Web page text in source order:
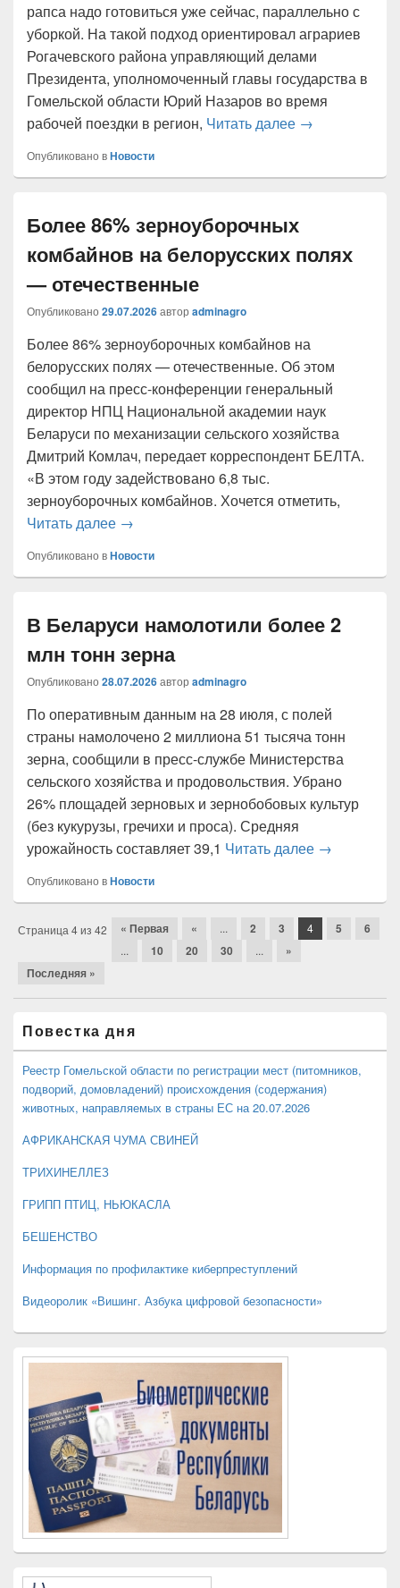
рапса надо готовиться уже сейчас, параллельно с
уборкой. На такой подход ориентировал аграриев
Рогачевского района управляющий делами
Президента, уполномоченный главы государства в
Гомельской области Юрий Назаров во время
рабочей поездки в регион, Читать далее «К севу рапса
→
Опубликовано вНовости
Более 86% зерноуборочных
комбайнов на белорусских полях
— отечественные
Опубликовано 29.07.2026автор adminagro
Более 86% зерноуборочных комбайнов на
белорусских полях — отечественные. Об этом
сообщил на пресс-конференции генеральный
директор НПЦ Национальной академии наук
Беларуси по механизации сельского хозяйства
Дмитрий Комлач, передает корреспондент БЕЛТА.
«В этом году задействовано 6,8 тыс.
зерноуборочных комбайнов. Хочется отметить,
Читать далее Более 86% зерноуборочных комбайнов
→
Опубликовано вНовости
В Беларуси намолотили более 2
млн тонн зерна
Опубликовано 28.07.2026автор adminagro
По оперативным данным на 28 июля, с полей
страны намолочено 2 миллиона 51 тысяча тонн
зерна, сообщили в пресс-службе Министерства
сельского хозяйства и продовольствия. Убрано
26% площадей зерновых и зернобобовых культур
(без кукурузы, гречихи и проса). Средняя
урожайность составляет 39,1 Читать далее В Беларуси
→
Опубликовано вНовости
Навигация
статьям
Страница 4 из 42 « Первая « ... 2 3 4 5 6
... 10 20 30 ...
»
Последняя »
основной
боковой
панели
Повестка дня
Реестр Гомельской области по регистрации мест (питомников,
подворий, домовладений) происхождения (содержания)
животных, направляемых в страны ЕС на 20.07.2026
АФРИКАНСКАЯ ЧУМА СВИНЕЙ
ТРИХИНЕЛЛЕЗ
ГРИПП ПТИЦ, НЬЮКАСЛА
БЕШЕНСТВО
Информация по профилактике киберпреступлений
Видеоролик «Вишинг. Азбука цифровой безопасности»